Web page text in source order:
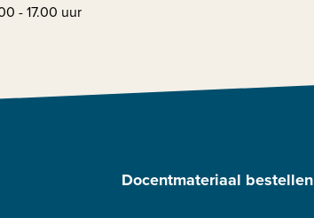
- 17.00 uur
Docentmateriaal bestellen